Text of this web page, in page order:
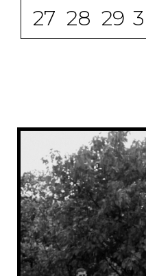
28 29
27